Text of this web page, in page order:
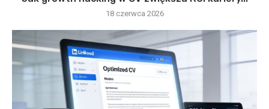
18 czerwca 2026